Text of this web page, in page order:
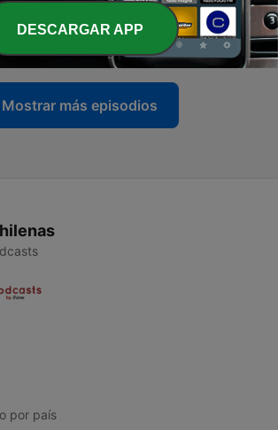
- Operário vira sobre a Portuguesa e
final
Mostrar más episodios
por país
DESCARGAR APP